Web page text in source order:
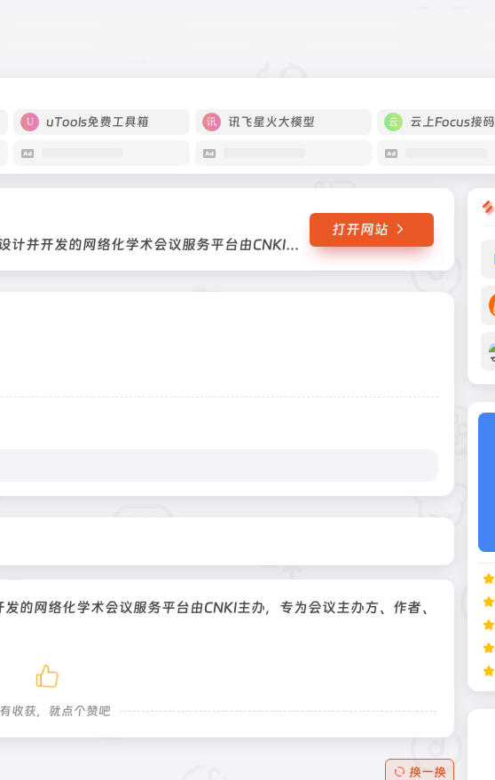
uTools免费工具箱 讯飞星火大模型 云上Focus接码
由CNKI主办，专为会议主办方、作者、参会者设计并开发的网络化学术会议服务平台由CNKI主办，专为会议主办方、作者、参会者设计并开发的网络化学术会议服务平台
打开网站
的网络化学术会议服务平台由CNKI主办，专为会议主办方、作者、
收获，就点个赞吧
换一换